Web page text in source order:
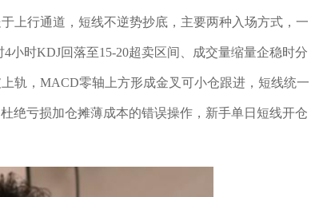
上行通道，短线不逆势抄底，主要两种入场方式，一
小时KDJ回落至15-20超卖区间、成交量缩量企稳时分
轨，MACD零轴上方形成金叉可小仓跟进，短线统一
绝亏损加仓摊薄成本的错误操作，新手单日短线开仓